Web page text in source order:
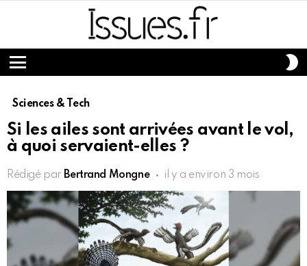
Menu
Sciences & Tech
Si les ailes sont arrivées avant le vol,
à quoi servaient-elles ?
Rédigé par Bertrand Mongne il y a environ 3 mois